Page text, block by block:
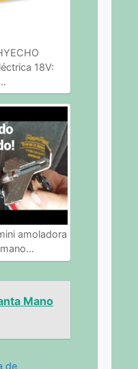
18V:
amoladora
Mano
de